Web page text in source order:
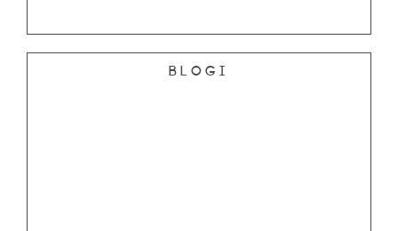
Blogi